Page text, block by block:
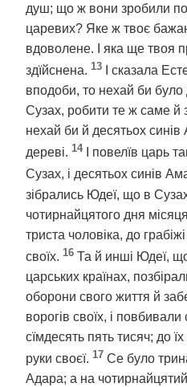
душ; що ж вони зробили
царевих? Яке ж твоє
вдоволене. І яка ще твоя
здїйснена. 13
І сказала
вподоби, то нехай би
Сузах, робити те ж саме й
нехай би й десятьох
дереві. 14
І повелїв царь
Сузах, і десятьох синів
зібрались Юдеї, що в
чотирнайцятого дня
триста чоловіка, до
своїх. 16 Та й инші Юдеї,
царських країнах,
оборони свого життя й
ворогів своїх, і повбивали
сїмдесять пять тисяч; до
руки своєї. 17 Се було
Адара; а на